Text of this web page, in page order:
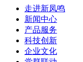
走进新凤鸣
新闻中心
产品服务
科技创新
企业文化